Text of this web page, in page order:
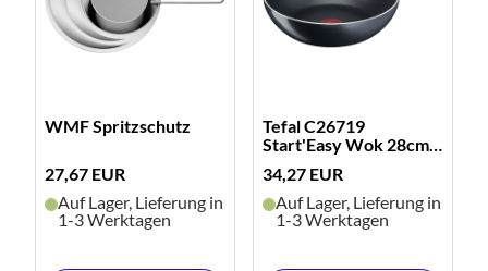
WMF Spritzschutz
27,67 EUR
Auf Lager, Lieferung in
1-3 Werktagen
Tefal C26719
Start'Easy Wok 28cm
34,27 EUR
Auf Lager, Lieferung in
1-3 Werktagen